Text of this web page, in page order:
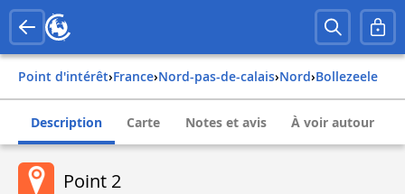
Point d'intérêt› france› nord-pas-de-calais› nord› bollezeele
Description Carte Notes et avis À voir autour
Point 2